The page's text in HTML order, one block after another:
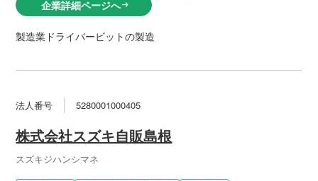
企業詳細ページへarrow_right_alt
製造業ドライバービットの製造
法人番号 5280001000405
株式会社スズキ自販島根
スズキジハンシマネ